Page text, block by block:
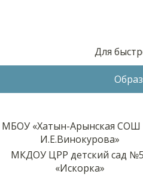
Для
МБОУ «Хатын-Арынская СОШ
И.Е.Винокурова»
МКДОУ ЦРР детский сад
«Искорка»